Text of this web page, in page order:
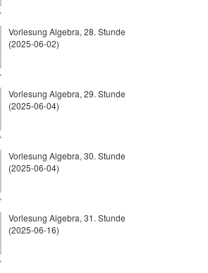
Vorlesung Algebra, 28. Stunde
(2025-06-02)
Vorlesung Algebra, 29. Stunde
(2025-06-04)
Vorlesung Algebra, 30. Stunde
(2025-06-04)
Vorlesung Algebra, 31. Stunde
(2025-06-16)